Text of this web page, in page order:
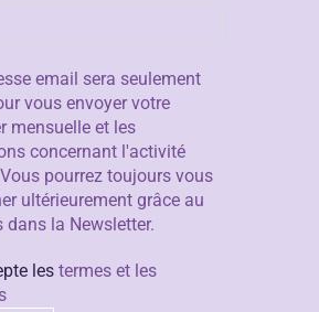
email sera seulement
vous envoyer votre
mensuelle et les
concernant l'activité
pourrez toujours vous
ultérieurement grâce au
dans la Newsletter.
les termes et les